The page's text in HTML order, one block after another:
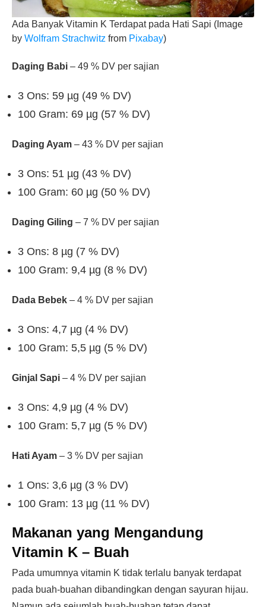
Ada Banyak Vitamin K Terdapat pada Hati Sapi (Image
by Wolfram Strachwitz from Pixabay)
Daging Babi – 49 % DV per sajian
3 Ons: 59 µg (49 % DV)
100 Gram: 69 µg (57 % DV)
Daging Ayam – 43 % DV per sajian
3 Ons: 51 µg (43 % DV)
100 Gram: 60 µg (50 % DV)
Daging Giling – 7 % DV per sajian
3 Ons: 8 µg (7 % DV)
100 Gram: 9,4 µg (8 % DV)
Dada Bebek – 4 % DV per sajian
3 Ons: 4,7 µg (4 % DV)
100 Gram: 5,5 µg (5 % DV)
Ginjal Sapi – 4 % DV per sajian
3 Ons: 4,9 µg (4 % DV)
100 Gram: 5,7 µg (5 % DV)
Hati Ayam – 3 % DV per sajian
1 Ons: 3,6 µg (3 % DV)
100 Gram: 13 µg (11 % DV)
Makanan yang Mengandung
Vitamin K – Buah
Pada umumnya vitamin K tidak terlalu banyak terdapat
pada buah-buahan dibandingkan dengan sayuran hijau.